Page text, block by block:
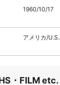
1960/10/17
アメリカ/
・FILM etc.